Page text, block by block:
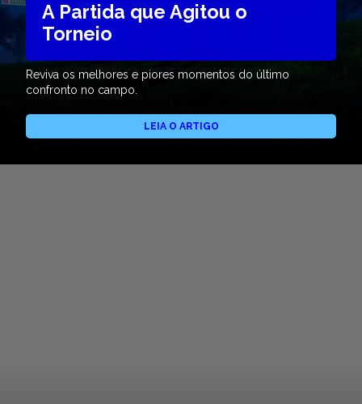
A Partida que Agitou o
Torneio
Reviva os melhores e piores momentos do último
confronto no campo.
LEIA O ARTIGO